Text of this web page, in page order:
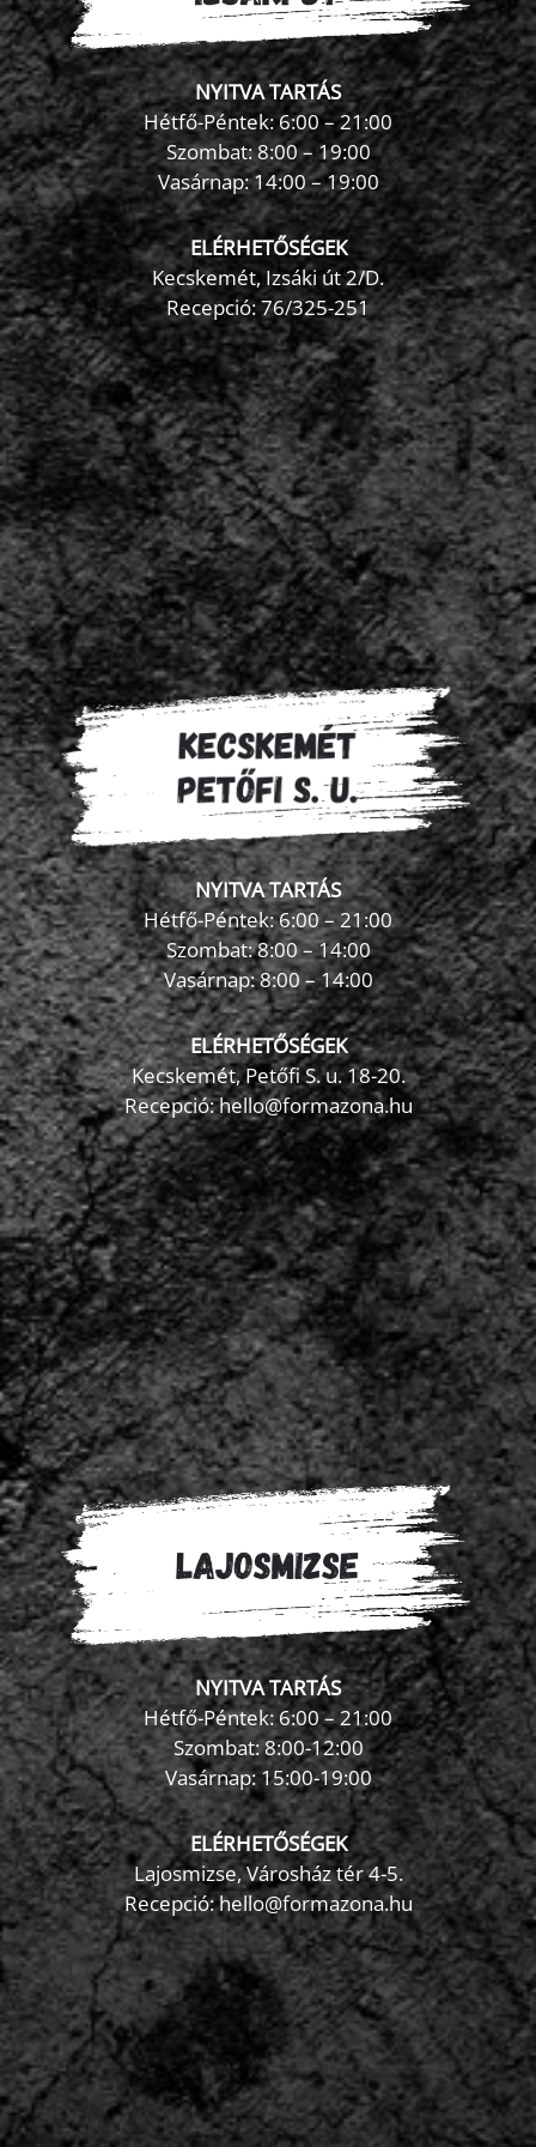
NYITVA TARTÁS
Hétfő-Péntek: 6:00 – 21:00
Szombat: 8:00 – 19:00
Vasárnap: 14:00 – 19:00
ELÉRHETŐSÉGEK
Kecskemét, Izsáki út 2/D.
Recepció:76/325-251
NYITVA TARTÁS
Hétfő-Péntek: 6:00 – 21:00
Szombat: 8:00 – 14:00
Vasárnap: 8:00 – 14:00
ELÉRHETŐSÉGEK
Kecskemét, Petőfi S. u. 18-20.
Recepció: hello@formazona.hu
NYITVA TARTÁS
Hétfő-Péntek: 6:00 – 21:00
Szombat: 8:00-12:00
Vasárnap: 15:00-19:00
ELÉRHETŐSÉGEK
Lajosmizse, Városház tér 4-5.
Recepció:hello@formazona.hu
FormaZona chatbot ×